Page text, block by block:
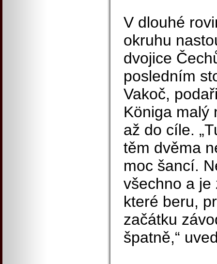
V dlouhé
okruhu
dvojice
posledním
Vakoč,
Königa malý
až do cíle.
těm dvěma
moc šancí.
všechno a je
které beru,
začátku
špatně,“